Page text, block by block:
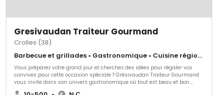
Gresivaudan Traiteur Gourmand
Crolles (38)
Barbecue et grillades • Gastronomique • Cuisine régionale
Vous préparez votre grand jour et cherchez des idées pour régaler vos
convives pour cette occasion spéciale ? Grésivaudan Traiteur Gourmand
vous invite dans son univers gastronomique où tout est beau et bon.
Vous dégusterez des saveurs d’ici et d’ailleurs qui raviront vos papilles !